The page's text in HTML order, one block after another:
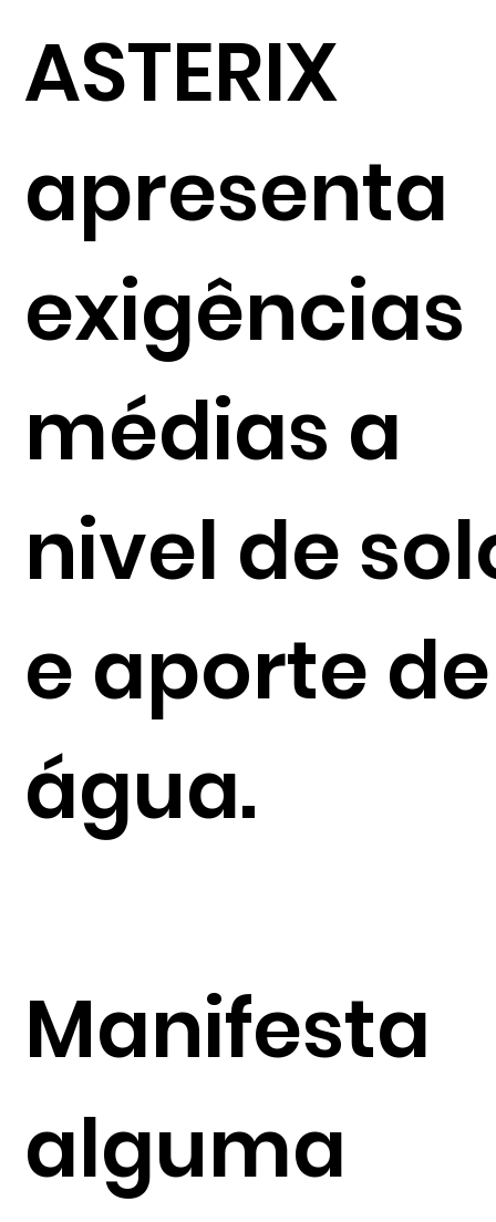
ASTERIX
apresenta
exigências
médias a
nivel de
e aporte de
água.
Manifesta
alguma